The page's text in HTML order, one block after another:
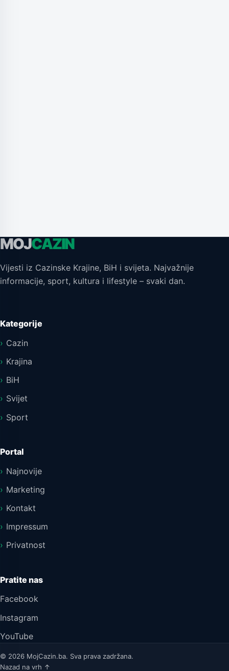
MOJCAZIN
Vijesti iz Cazinske Krajine, BiH i svijeta. Najvažnije
informacije, sport, kultura i lifestyle – svaki dan.
Kategorije
Cazin
Krajina
BiH
Svijet
Sport
Portal
Najnovije
Marketing
Kontakt
Impressum
Privatnost
Pratite nas
Facebook
Instagram
YouTube
© 2026 MojCazin.ba. Sva prava zadržana.
Nazad na vrh ↑